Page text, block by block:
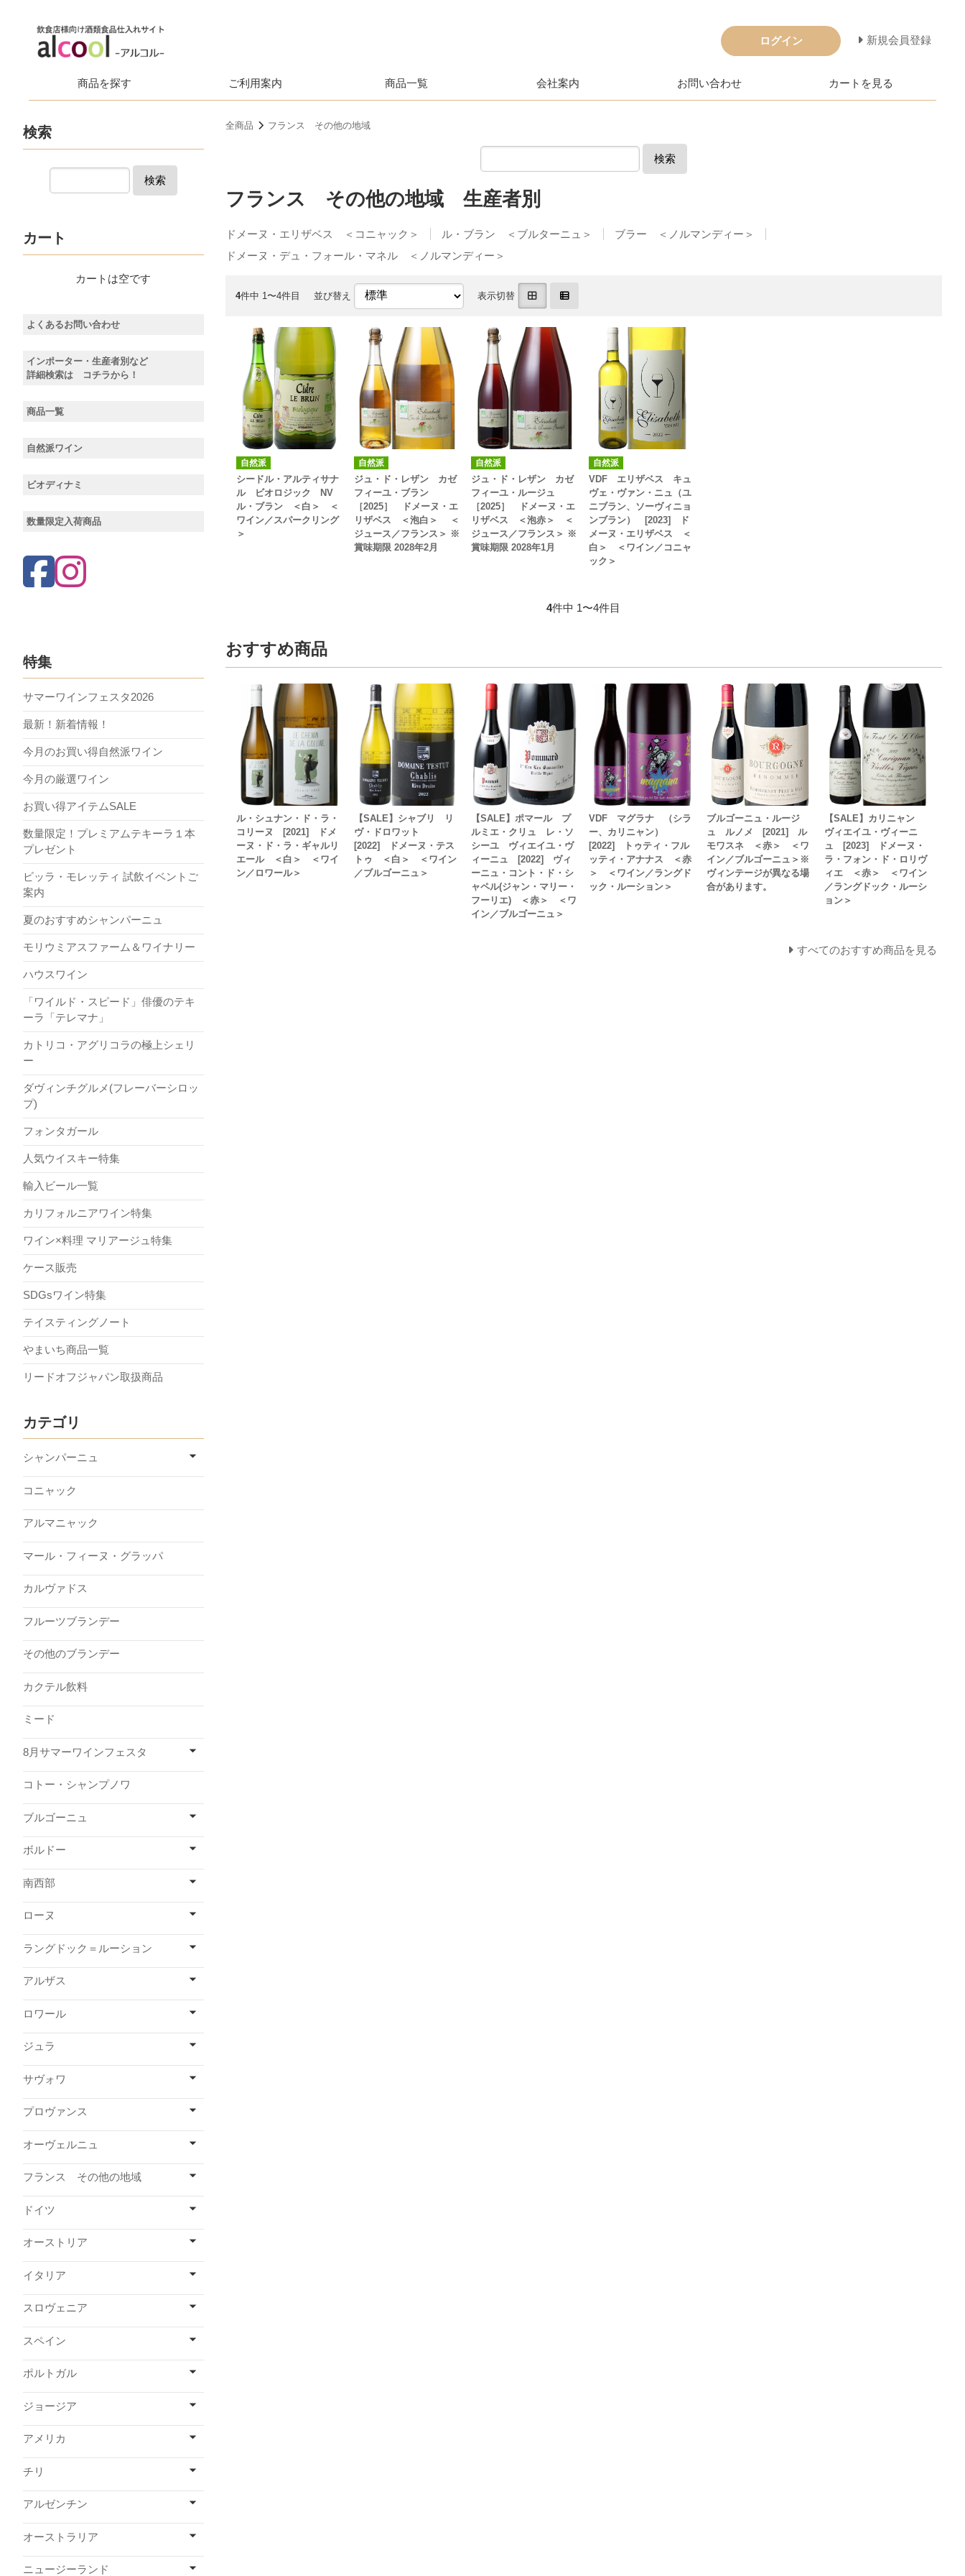
ログイン 新規会員登録
商品を探す ご利用案内 商品一覧 会社案内 お問い合わせ カートを見る
全商品 フランス その他の地域
検索
フランス その他の地域 生産者別
ドメーヌ・エリザベス ＜コニャック＞ ル・ブラン ＜ブルターニュ＞
ブラー ＜ノルマンディー＞
ドメーヌ・デュ・フォール・マネル ＜ノルマンディー＞
4件中 1〜4件目 並び替え 表示切替
自然派
シードル・アルティサナ
ル ビオロジック NV
ル・ブラン ＜白＞ ＜
ワイン／スパークリング
＞
自然派
ジュ・ド・レザン カゼ
フィーユ・ブラン
［2025］ ドメーヌ・エ
リザベス ＜泡白＞ ＜
ジュース／フランス＞ ※
賞味期限 2028年2月
自然派
ジュ・ド・レザン カゼ
フィーユ・ルージュ
［2025］ ドメーヌ・エ
リザベス ＜泡赤＞ ＜
ジュース／フランス＞ ※
賞味期限 2028年1月
自然派
VDF エリザベス キュ
ヴェ・ヴァン・ニュ（ユ
ニブラン、ソーヴィニョ
ンブラン） [2023] ド
メーヌ・エリザベス ＜
白＞ ＜ワイン／コニャ
ック＞
4件中 1〜4件目
おすすめ商品
ル・シュナン・ド・ラ・
コリーヌ [2021] ドメ
ーヌ・ド・ラ・ギャルリ
エール ＜白＞ ＜ワイ
ン／ロワール＞
【SALE】シャブリ リ
ヴ・ドロワット
[2022] ドメーヌ・テス
トゥ ＜白＞ ＜ワイン
／ブルゴーニュ＞
【SALE】ポマール プ
ルミエ・クリュ レ・ソ
シーユ ヴィエイユ・ヴ
ィーニュ [2022] ヴィ
ーニュ・コント・ド・シ
ャペル(ジャン・マリー・
フーリエ) ＜赤＞ ＜ワ
イン／ブルゴーニュ＞
VDF マグラナ （シラ
ー、カリニャン）
[2022] トゥティ・フル
ッティ・アナナス ＜赤
＞ ＜ワイン／ラングド
ック・ルーション＞
ブルゴーニュ・ルージ
ュ ルノメ [2021] ル
モワスネ ＜赤＞ ＜ワ
イン／ブルゴーニュ＞※
ヴィンテージが異なる場
合があります。
【SALE】カリニャン
ヴィエイユ・ヴィーニ
ュ [2023] ドメーヌ・
ラ・フォン・ド・ロリヴ
ィエ ＜赤＞ ＜ワイン
／ラングドック・ルーシ
ョン＞
すべてのおすすめ商品を見る
検索
検索
カート
カートは空です
よくあるお問い合わせ
インポーター・生産者別など
詳細検索は コチラから！
商品一覧
自然派ワイン
ビオディナミ
数量限定入荷商品
特集
サマーワインフェスタ2026
最新！新着情報！
今月のお買い得自然派ワイン
今月の厳選ワイン
お買い得アイテムSALE
数量限定！プレミアムテキーラ１本
プレゼント
ビッラ・モレッティ 試飲イベントご
案内
夏のおすすめシャンパーニュ
モリウミアスファーム＆ワイナリー
ハウスワイン
「ワイルド・スピード」俳優のテキ
ーラ「テレマナ」
カトリコ・アグリコラの極上シェリ
ー
ダヴィンチグルメ(フレーバーシロッ
プ)
フォンタガール
人気ウイスキー特集
輸入ビール一覧
カリフォルニアワイン特集
ワイン×料理 マリアージュ特集
ケース販売
SDGsワイン特集
テイスティングノート
やまいち商品一覧
リードオフジャパン取扱商品
カテゴリ
シャンパーニュ
コニャック
アルマニャック
マール・フィーヌ・グラッパ
カルヴァドス
フルーツブランデー
その他のブランデー
カクテル飲料
ミード
8月サマーワインフェスタ
コトー・シャンプノワ
ブルゴーニュ
ボルドー
南西部
ローヌ
ラングドック＝ルーション
アルザス
ロワール
ジュラ
サヴォワ
プロヴァンス
オーヴェルニュ
フランス その他の地域
ドイツ
オーストリア
イタリア
スロヴェニア
スペイン
ポルトガル
ジョージア
アメリカ
チリ
アルゼンチン
オーストラリア
ニュージーランド